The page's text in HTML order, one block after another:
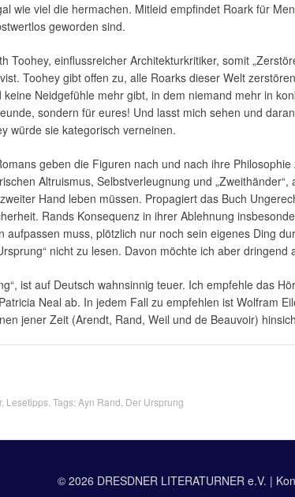
wie viel die hermachen. Mitleid empfindet Roark für
geworden sind.
Toohey, einflussreicher Architekturkritiker, somit
Toohey gibt offen zu, alle Roarks dieser Welt
Neidgefühle mehr gibt, in dem niemand mehr in
sondern für eures! Und lasst mich sehen und
würde sie kategorisch verneinen.
geben die Figuren nach und nach ihre
Altruismus, Selbstverleugnung und
Hand leben müssen. Propagiert das Buch
Rands Konsequenz in ihrer Ablehnung
aufpassen muss, plötzlich nur noch sein eigenes Ding
nicht zu lesen. Davon möchte ich aber
ist auf Deutsch wahnsinnig teuer. Ich empfehle das
Neal ab. In jedem Fall zu empfehlen ist Wolfram
jener Zeit (Arendt, Rand, Weil und de Beauvoir)
, Lesetipps . Tags:Ayn Rand Der Ursprung
© 2026 DRESDNER LITERATURNER e.V. |